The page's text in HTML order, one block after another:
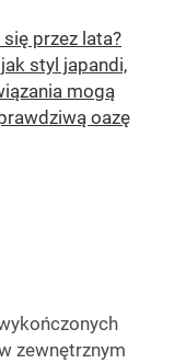
przez lata?
styl japandi,
mogą
oazę
zewnętrznym